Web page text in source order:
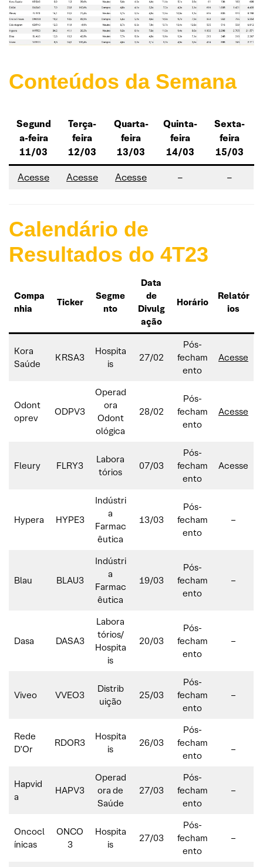
Conteúdos da Semana
Segund
a-feira
11/03
Terça-
feira
12/03
Quarta-
feira
13/03
Quinta-
feira
14/03
Sexta-
feira
15/03
Acesse Acesse Acesse – –
Calendário de
Resultados do 4T23
Compa
nhia
Ticker
Segme
nto
Data
de
Divulg
ação
Horário
Relatór
ios
Kora
Saúde
KRSA3
Hospita
is
27/02
Pós-
fecham
ento
Acesse
Odont
oprev
ODPV3
Operad
ora
Odont
ológica
28/02
Pós-
fecham
ento
Acesse
Fleury FLRY3
Labora
tórios
07/03
Pós-
fecham
ento
Acesse
Hypera HYPE3
Indústri
a
Farmac
êutica
13/03
Pós-
fecham
ento
–
Blau BLAU3
Indústri
a
Farmac
êutica
19/03
Pós-
fecham
ento
–
Dasa DASA3
Labora
tórios/
Hospita
is
20/03
Pós-
fecham
ento
–
Viveo VVEO3
Distrib
uição
25/03
Pós-
fecham
ento
–
Rede
D’Or
RDOR3
Hospita
is
26/03
Pós-
fecham
ento
–
Hapvid
a
HAPV3
Operad
ora de
Saúde
27/03
Pós-
fecham
ento
–
Oncocl
ínicas
ONCO
3
Hospita
is
27/03
Pós-
fecham
ento
–